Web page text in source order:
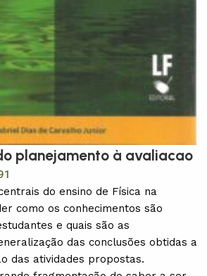
planejamento à avaliacao
do ensino de Física na
como os conhecimentos são
e quais são as
das conclusões obtidas a
das atividades propostas.